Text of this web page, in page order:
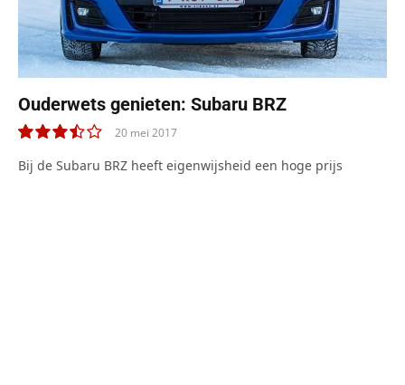
Ouderwets genieten: Subaru BRZ
7.0
20 mei 2017
Bij de Subaru BRZ heeft eigenwijsheid een hoge prijs